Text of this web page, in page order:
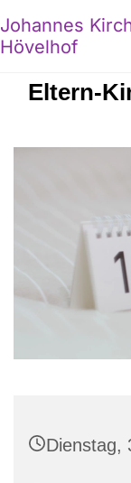
Johannes
Hövelhof
Eltern-
Dienstag,